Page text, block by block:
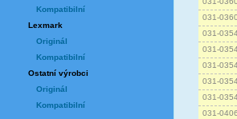
Kompatibilní
Lexmark
Originál
Kompatibilní
Ostatní výrobci
Originál
Kompatibilní
031-
031-
031-
031-
031-
031-
031-